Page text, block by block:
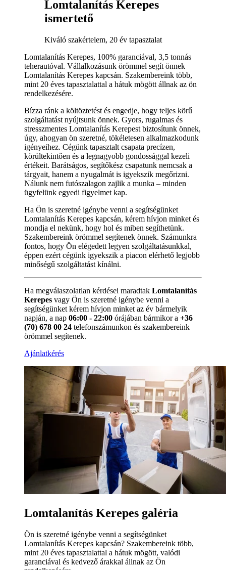
Lomtalanítás Kerepes
ismertető
Kiváló szakértelem, 20 év tapasztalat
Lomtalanítás Kerepes, 100% garanciával, 3,5 tonnás
teherautóval. Vállalkozásunk örömmel segít önnek
Lomtalanítás Kerepes kapcsán. Szakembereink több,
mint 20 éves tapasztalattal a hátuk mögött állnak az ön
rendelkezésére.
Bízza ránk a költöztetést és engedje, hogy teljes körű
szolgáltatást nyújtsunk önnek. Gyors, rugalmas és
stresszmentes Lomtalanítás Kerepest biztosítunk önnek,
úgy, ahogyan ön szeretné, tökéletesen alkalmazkodunk
igényeihez. Cégünk tapasztalt csapata precízen,
körültekintően és a legnagyobb gondossággal kezeli
értékeit. Barátságos, segítőkész csapatunk nemcsak a
tárgyait, hanem a nyugalmát is igyekszik megőrizni.
Nálunk nem futószalagon zajlik a munka – minden
ügyfelünk egyedi figyelmet kap.
Ha Ön is szeretné igénybe venni a segítségünket
Lomtalanítás Kerepes kapcsán, kérem hívjon minket és
mondja el nekünk, hogy hol és miben segíthetünk.
Szakembereink örömmel segítenek önnek. Számunkra
fontos, hogy Ön elégedett legyen szolgáltatásunkkal,
éppen ezért cégünk igyekszik a piacon elérhető legjobb
minőségű szolgáltatást kínálni.
Ha megválaszolatlan kérdései maradtak Lomtalanítás
Kerepes vagy Ön is szeretné igénybe venni a
segítségünket kérem hívjon minket az év bármelyik
napján, a nap 06:00 - 22:00 órájában bármikor a +36
(70) 678 00 24 telefonszámunkon és szakembereink
örömmel segítenek.
Ajánlatkérés
Lomtalanítás Kerepes galéria
Ön is szeretné igénybe venni a segítségünket
Lomtalanítás Kerepes kapcsán? Szakembereink több,
mint 20 éves tapasztalattal a hátuk mögött, valódi
garanciával és kedvező árakkal állnak az Ön